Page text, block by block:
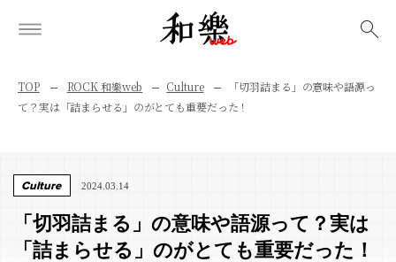
TOP ROCK 和樂web Culture
「切羽詰まる」の意味や語源っ
て？実は「詰まらせる」のがとても重要だった！
Culture 2024.03.14
「切羽詰まる」の意味や語源って？実は
「詰まらせる」のがとても重要だった！